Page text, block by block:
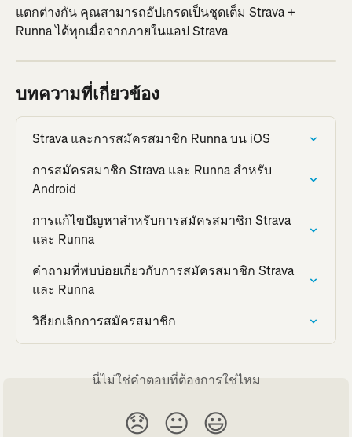
แตกต่างกัน คุณสามารถอัปเกรดเป็นชุดเต็ม Strava +
Runna ได้ทุกเมื่อจากภายในแอป Strava
บทความที่เกี่ยวข้อง
Strava และการสมัครสมาชิก Runna บน iOS
การสมัครสมาชิก Strava และ Runna สำหรับ
Android
การแก้ไขปัญหาสำหรับการสมัครสมาชิก Strava
และ Runna
คำถามที่พบบ่อยเกี่ยวกับการสมัครสมาชิก Strava
และ Runna
วิธียกเลิกการสมัครสมาชิก
นี่ไม่ใช่คำตอบที่ต้องการใช่ไหม
😞 😐 😃